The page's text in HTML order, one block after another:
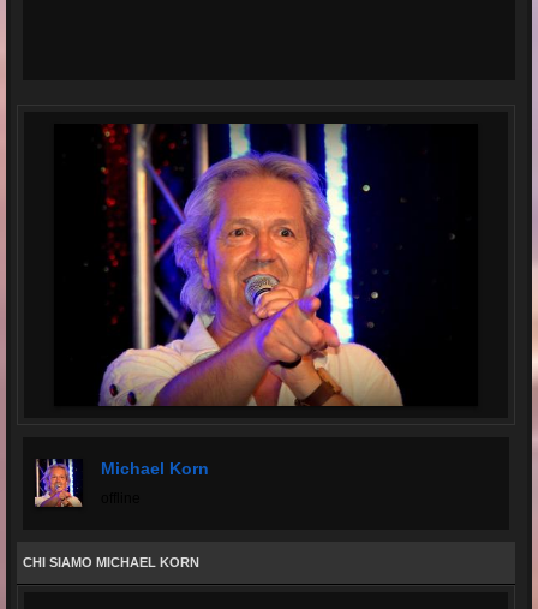
Michael Korn
CHI SIAMO MICHAEL KORN